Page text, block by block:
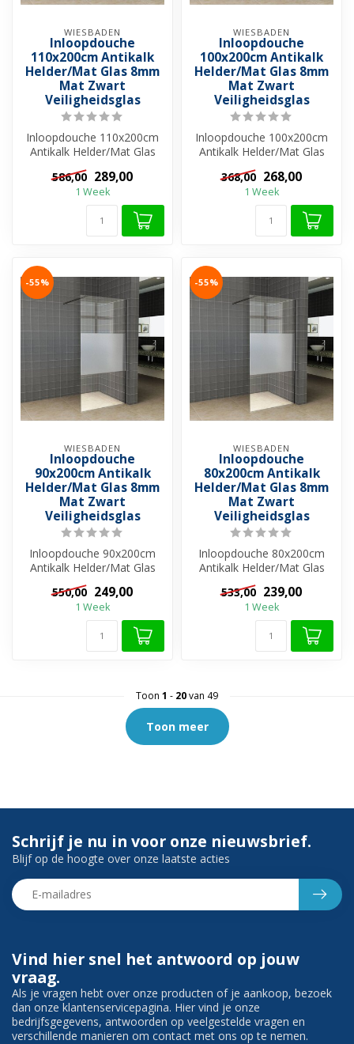
WIESBADEN
Inloopdouche
110x200cm Antikalk
Helder/Mat Glas 8mm
Mat Zwart
Veiligheidsglas
Inloopdouche 110x200cm
Antikalk Helder/Mat Glas
8mm Mat Zwart
Veiligheidsglas
586,00 289,00
1 Week
WIESBADEN
Inloopdouche
100x200cm Antikalk
Helder/Mat Glas 8mm
Mat Zwart
Veiligheidsglas
Inloopdouche 100x200cm
Antikalk Helder/Mat Glas
8mm Mat Zwart
Veiligheidsglas
368,00 268,00
1 Week
-55%
WIESBADEN
Inloopdouche
90x200cm Antikalk
Helder/Mat Glas 8mm
Mat Zwart
Veiligheidsglas
Inloopdouche 90x200cm
Antikalk Helder/Mat Glas
8mm Mat Zwart
Veiligheidsglas
550,00 249,00
1 Week
-55%
WIESBADEN
Inloopdouche
80x200cm Antikalk
Helder/Mat Glas 8mm
Mat Zwart
Veiligheidsglas
Inloopdouche 80x200cm
Antikalk Helder/Mat Glas
8mm Mat Zwart
Veiligheidsglas
533,00 239,00
1 Week
Toon 1 - 20van 49
Toon meer
Vind hier snel het antwoord op jouw
vraag.
Als je vragen hebt over onze producten of je aankoop, bezoek
dan onze klantenservicepagina. Hier vind je onze
bedrijfsgegevens, antwoorden op veelgestelde vragen en
verschillende manieren om contact met ons op te nemen.
Schrijf je nu in voor onze nieuwsbrief.
Blijf op de hoogte over onze laatste acties